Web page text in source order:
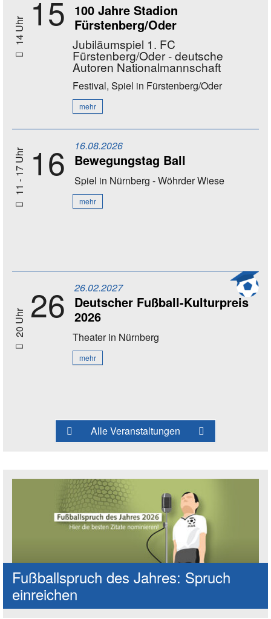
14 Uhr 15
100 Jahre Stadion
Fürstenberg/Oder
Jubiläumspiel 1. FC
Fürstenberg/Oder - deutsche
Autoren Nationalmannschaft
Festival, Spiel in Fürstenberg/Oder
mehr
11 - 17 Uhr 16 16.08.2026
Bewegungstag Ball
Spiel in Nürnberg - Wöhrder Wiese
mehr
20 Uhr 26 26.02.2027
Deutscher Fußball-Kulturpreis
2026
Theaterin Nürnberg
mehr
Alle Veranstaltungen
Fußballspruch des Jahres: Spruch
einreichen